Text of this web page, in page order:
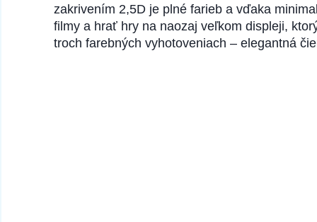
zakrivením 2,5D je plné farieb a vďaka
filmy a hrať hry na naozaj veľkom displeji,
troch farebných vyhotoveniach – elegantná